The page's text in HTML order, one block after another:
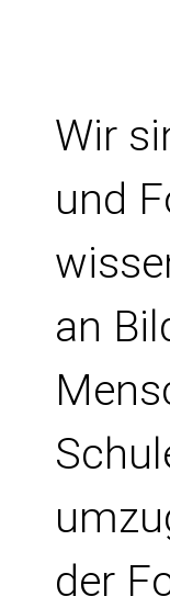
Wir
und
an
der